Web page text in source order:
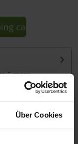
Über Cookies
cart
Smore